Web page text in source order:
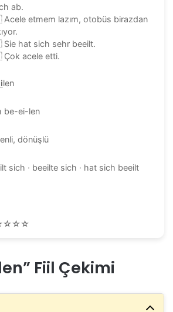
ab.
etmem lazım, otobüs birazdan
hat sich sehr beeilt.
acele etti.
len
be-ei-len
dönüşlü
sich · beeilte sich · hat sich beeilt
Fiil Çekimi